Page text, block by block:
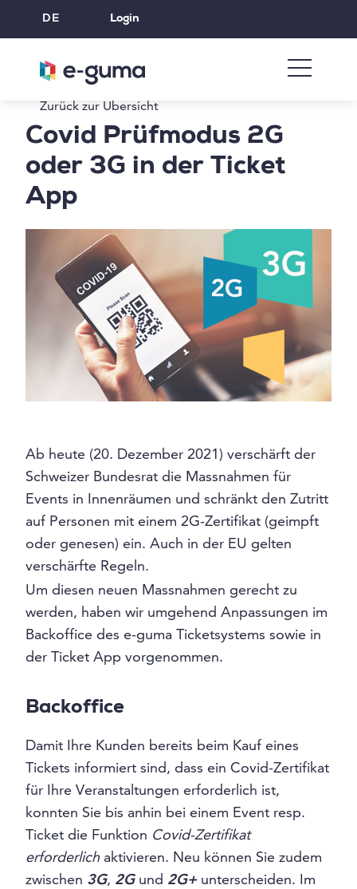
DE Login
Zurück zur Übersicht
Covid Prüfmodus 2G
oder 3G in der Ticket
App
Ab heute (20. Dezember 2021) verschärft der
Schweizer Bundesrat die Massnahmen für
Events in Innenräumen und schränkt den Zutritt
auf Personen mit einem 2G-Zertifikat (geimpft
oder genesen) ein. Auch in der EU gelten
verschärfte Regeln.
Um diesen neuen Massnahmen gerecht zu
werden, haben wir umgehend Anpassungen im
Backoffice des e-guma Ticketsystems sowie in
der Ticket App vorgenommen.
Backoffice
Damit Ihre Kunden bereits beim Kauf eines
Tickets informiert sind, dass ein Covid-Zertifikat
für Ihre Veranstaltungen erforderlich ist,
konnten Sie bis anhin bei einem Event resp.
Ticket die Funktion Covid-Zertifikat
erforderlich aktivieren. Neu können Sie zudem
zwischen 3G, 2Gund 2G+unterscheiden. Im